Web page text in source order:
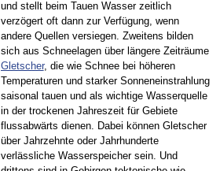
und stellt beim Tauen Wasser zeitlich
verzögert oft dann zur Verfügung, wenn
andere Quellen versiegen. Zweitens bilden
sich aus Schneelagen über längere Zeiträume
Gletscher, die wie Schnee bei höheren
Temperaturen und starker Sonneneinstrahlung
saisonal tauen und als wichtige Wasserquelle
in der trockenen Jahreszeit für Gebiete
flussabwärts dienen. Dabei können Gletscher
über Jahrzehnte oder Jahrhunderte
verlässliche Wasserspeicher sein. Und